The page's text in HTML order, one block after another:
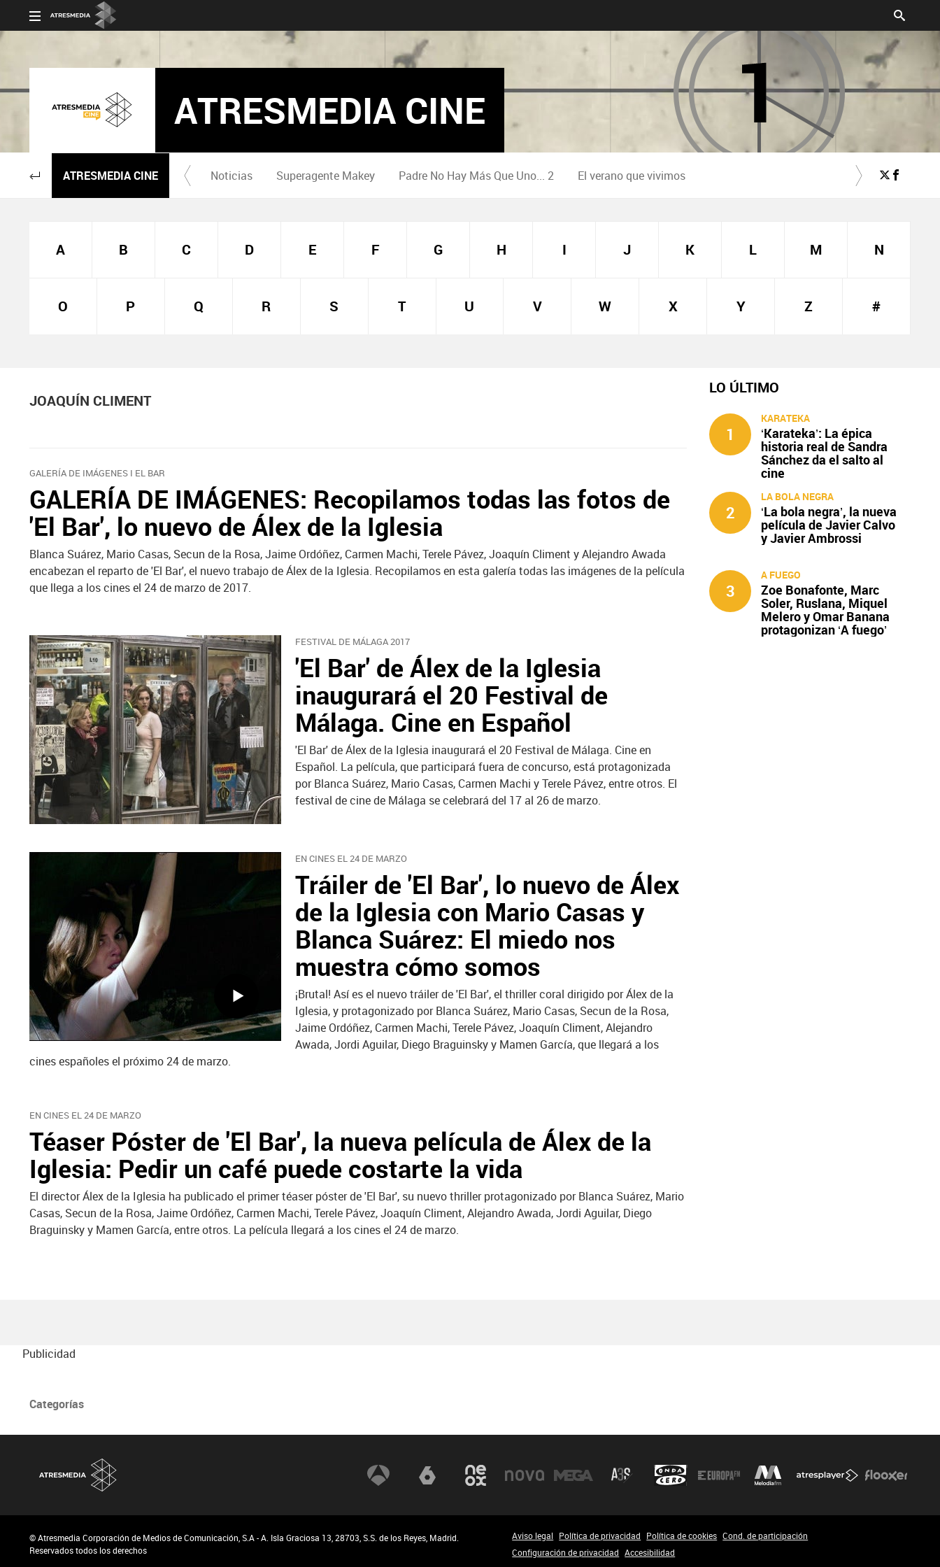
ATRESMEDIA CINE
ATRESMEDIA CINE Noticias Superagente Makey Padre No Hay Más Que Uno... 2 El verano que vivimos
A B C D E F G H I J K L M N
O P Q R S T U V W X Y Z #
JOAQUÍN CLIMENT
GALERÍA DE IMÁGENES I EL BAR
GALERÍA DE IMÁGENES: Recopilamos todas las fotos de
'El Bar', lo nuevo de Álex de la Iglesia
Blanca Suárez, Mario Casas, Secun de la Rosa, Jaime Ordóñez, Carmen Machi, Terele Pávez, Joaquín Climent y Alejandro Awada
encabezan el reparto de 'El Bar', el nuevo trabajo de Álex de la Iglesia. Recopilamos en esta galería todas las imágenes de la película
que llega a los cines el 24 de marzo de 2017.
FESTIVAL DE MÁLAGA 2017
'El Bar' de Álex de la Iglesia
inaugurará el 20 Festival de
Málaga. Cine en Español
'El Bar' de Álex de la Iglesia inaugurará el 20 Festival de Málaga. Cine en
Español. La película, que participará fuera de concurso, está protagonizada
por Blanca Suárez, Mario Casas, Carmen Machi y Terele Pávez, entre otros. El
festival de cine de Málaga se celebrará del 17 al 26 de marzo.
EN CINES EL 24 DE MARZO
Tráiler de 'El Bar', lo nuevo de Álex
de la Iglesia con Mario Casas y
Blanca Suárez: El miedo nos
muestra cómo somos
¡Brutal! Así es el nuevo tráiler de 'El Bar',el thriller coral dirigido por Álex de la
Iglesia, y protagonizado por Blanca Suárez, Mario Casas, Secun de la Rosa,
Jaime Ordóñez, Carmen Machi, Terele Pávez, Joaquín Climent, Alejandro
Awada, Jordi Aguilar, Diego Braguinsky y Mamen García, que llegará a los
cines españoles el próximo 24 de marzo.
EN CINES EL 24 DE MARZO
Téaser Póster de 'El Bar', la nueva película de Álex de la
Iglesia: Pedir un café puede costarte la vida
El director Álex de la Iglesia ha publicado el primer téaser póster de 'El Bar', su nuevo thriller protagonizado por Blanca Suárez, Mario
Casas, Secun de la Rosa, Jaime Ordóñez, Carmen Machi, Terele Pávez, Joaquín Climent, Alejandro Awada, Jordi Aguilar, Diego
Braguinsky y Mamen García, entre otros. La película llegará a los cines el 24 de marzo.
LO ÚLTIMO
1
KARATEKA
‘Karateka’: La épica
historia real de Sandra
Sánchez da el salto al
cine
2
LA BOLA NEGRA
‘La bola negra’, la nueva
película de Javier Calvo
y Javier Ambrossi
3
A FUEGO
Zoe Bonafonte, Marc
Soler, Ruslana, Miquel
Melero y Omar Banana
protagonizan ‘A fuego’
Publicidad
Categorías
© Atresmedia Corporación de Medios de Comunicación, S.A - A. Isla Graciosa 13, 28703, S.S. de los Reyes, Madrid.
Reservados todos los derechos
Aviso legal Política de privacidad Política de cookies Cond. de participación
Configuración de privacidad Accesibilidad